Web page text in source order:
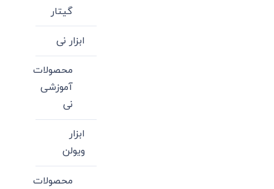
گیتار
ابزار نی
محصولات
آموزشی
نی
ابزار
ویولن
محصولات